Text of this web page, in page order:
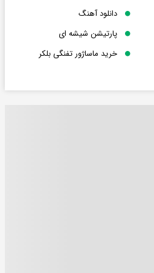
دانلود آهنگ
پارتیشن شیشه ای
خرید ماساژور تفنگی بلکر